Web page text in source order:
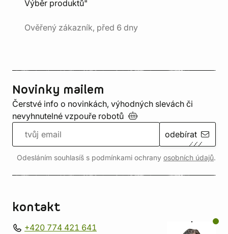
Výběr produktů"
Ověřený zákazník, před 6 dny
Novinky mailem
Čerstvé info o novinkách, výhodných slevách či
nevyhnutelné vzpouře robotů
odebírat
Odesláním souhlasíš s podmínkami ochrany osobních údajů.
kontakt
+420 774 421 641